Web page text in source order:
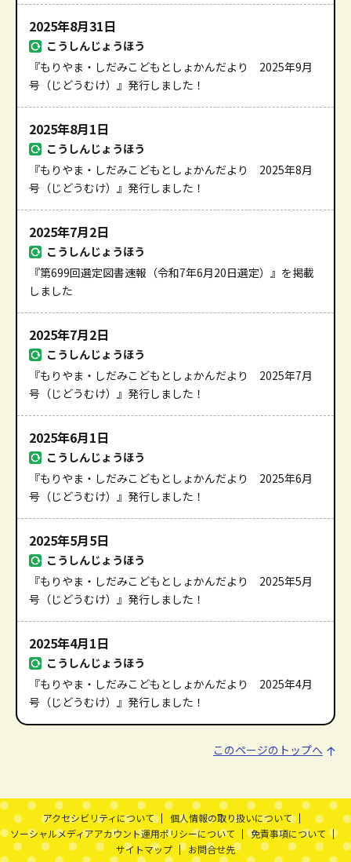
2025年8月31日
こうしんじょうほう
『もりやま・しだみこどもとしょかんだより 2025年9月
号（じどうむけ）』発行しました！
2025年8月1日
こうしんじょうほう
『もりやま・しだみこどもとしょかんだより 2025年8月
号（じどうむけ）』発行しました！
2025年7月2日
こうしんじょうほう
『第699回選定図書速報（令和7年6月20日選定）』を掲載
しました
2025年7月2日
こうしんじょうほう
『もりやま・しだみこどもとしょかんだより 2025年7月
号（じどうむけ）』発行しました！
2025年6月1日
こうしんじょうほう
『もりやま・しだみこどもとしょかんだより 2025年6月
号（じどうむけ）』発行しました！
2025年5月5日
こうしんじょうほう
『もりやま・しだみこどもとしょかんだより 2025年5月
号（じどうむけ）』発行しました！
2025年4月1日
こうしんじょうほう
『もりやま・しだみこどもとしょかんだより 2025年4月
号（じどうむけ）』発行しました！
このページのトップへ
本文ここまで。
ここから共通フッターメニューです。
アクセシビリティについて
個人情報の取り扱いについて
ソーシャルメディアアカウント運用ポリシーについて
免責事項について
サイトマップ
お問合せ先